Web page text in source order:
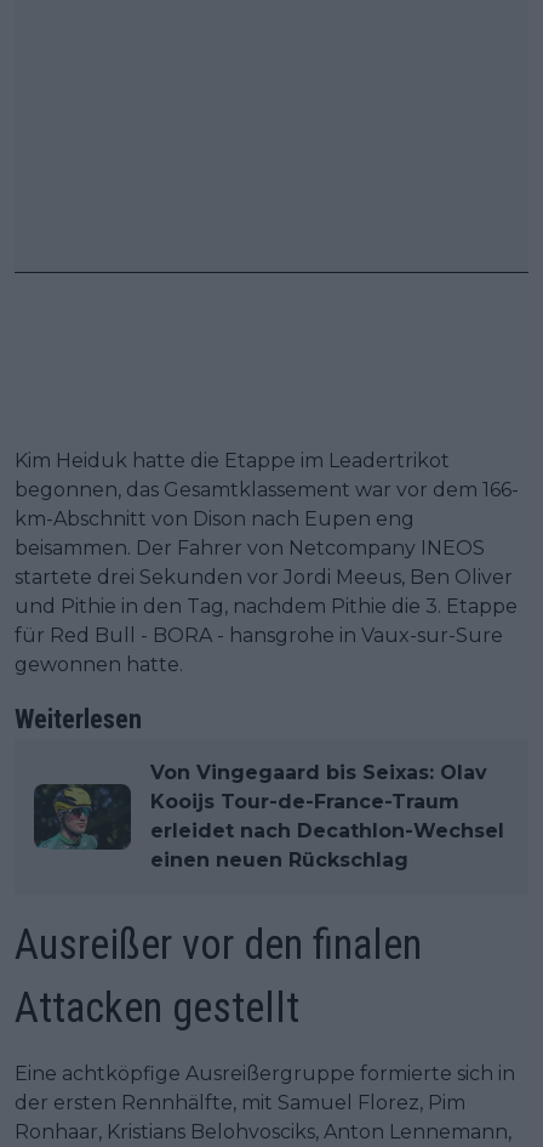
Kim Heiduk hatte die Etappe im Leadertrikot
begonnen, das Gesamtklassement war vor dem 166-
km-Abschnitt von Dison nach Eupen eng
beisammen. Der Fahrer von Netcompany INEOS
startete drei Sekunden vor Jordi Meeus, Ben Oliver
und Pithie in den Tag, nachdem Pithie die 3. Etappe
für Red Bull - BORA - hansgrohe in Vaux-sur-Sure
gewonnen hatte.
Weiterlesen
Von Vingegaard bis Seixas: Olav
Kooijs Tour-de-France-Traum
erleidet nach Decathlon-Wechsel
einen neuen Rückschlag
Ausreißer vor den finalen
Attacken gestellt
Eine achtköpfige Ausreißergruppe formierte sich in
der ersten Rennhälfte, mit Samuel Florez, Pim
Ronhaar, Kristians Belohvosciks, Anton Lennemann,